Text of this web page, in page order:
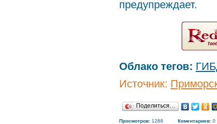
предупреждает.
Облако тегов:
Источник:
Поделиться…
Просмотров: 1288 Коментариев: 0